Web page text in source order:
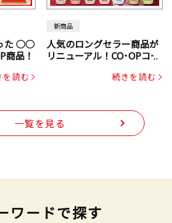
た ○○
商品！
を読む
新商品
人気のロングセラー商品が
リニューアル！CO･OPコー
続きを読む
一覧を見る
ワードで探す